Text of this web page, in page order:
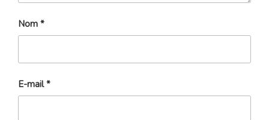
Nom *
E-mail*